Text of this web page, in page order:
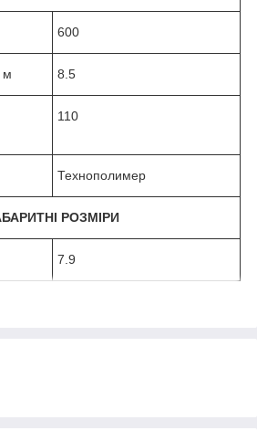
600
м 8.5
110
Технополимер
РОЗМІРИ
7.9